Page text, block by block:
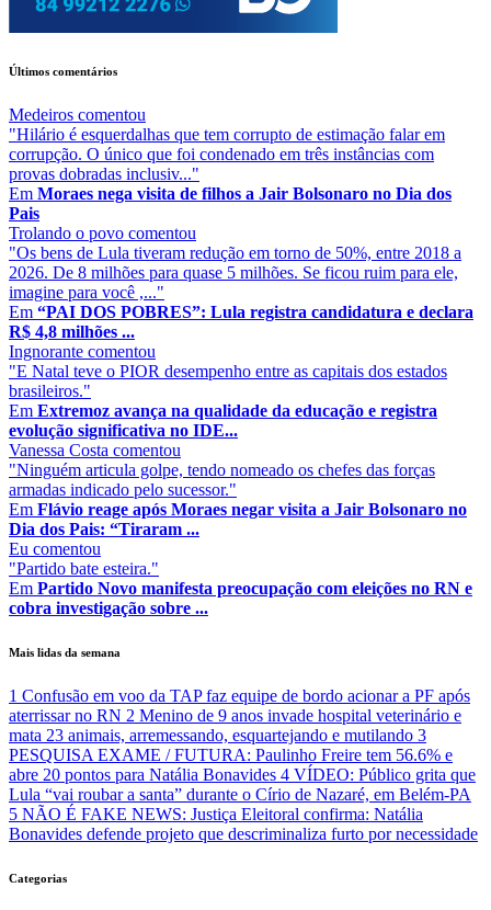
Últimos comentários
Medeiros comentou
"Hilário é esquerdalhas que tem corrupto de estimação falar em
corrupção. O único que foi condenado em três instâncias com
provas dobradas inclusiv..."
Em Moraes nega visita de filhos a Jair Bolsonaro no Dia dos
Pais
Trolando o povo comentou
"Os bens de Lula tiveram redução em torno de 50%, entre 2018 a
2026. De 8 milhões para quase 5 milhões. Se ficou ruim para ele,
imagine para você ,..."
Em “PAI DOS POBRES”: Lula registra candidatura e declara
R$ 4,8 milhões ...
Ingnorante comentou
"E Natal teve o PIOR desempenho entre as capitais dos estados
brasileiros."
Em Extremoz avança na qualidade da educação e registra
evolução significativa no IDE...
Vanessa Costa comentou
"Ninguém articula golpe, tendo nomeado os chefes das forças
armadas indicado pelo sucessor."
Em Flávio reage após Moraes negar visita a Jair Bolsonaro no
Dia dos Pais: “Tiraram ...
Eu comentou
"Partido bate esteira."
Em Partido Novo manifesta preocupação com eleições no RN e
cobra investigação sobre ...
Mais lidas da semana
1 Confusão em voo da TAP faz equipe de bordo acionar a PF após
aterrissar no RN 2 Menino de 9 anos invade hospital veterinário e
mata 23 animais, arremessando, esquartejando e mutilando 3
PESQUISA EXAME / FUTURA: Paulinho Freire tem 56.6% e
abre 20 pontos para Natália Bonavides 4 VÍDEO: Público grita que
Lula “vai roubar a santa” durante o Círio de Nazaré, em Belém-PA
5 NÃO É FAKE NEWS: Justiça Eleitoral confirma: Natália
Bonavides defende projeto que descriminaliza furto por necessidade
Categorias